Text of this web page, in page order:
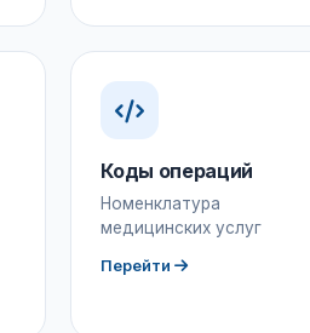
Коды операций
Номенклатура
медицинских услуг
Перейти